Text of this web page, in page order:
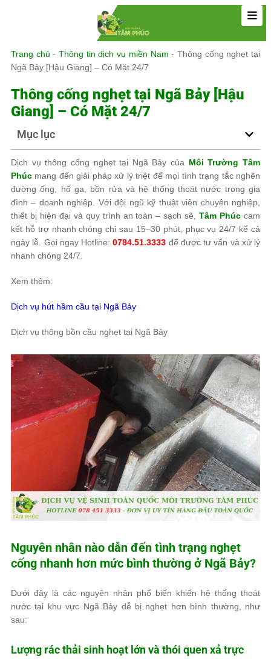
Trang chủ -Thông tin dịch vụ miền Nam - Thông cống nghẹt tại
Ngã Bảy [Hậu Giang] – Có Mặt 24/7
Thông cống nghẹt tại Ngã Bảy [Hậu
Giang] – Có Mặt 24/7
Mục lục
Dịch vụ thông cống nghẹt tại Ngã Bảy của Môi Trường Tâm
Phúc mang đến giải pháp xử lý triệt để mọi tình trạng tắc nghẽn
đường ống, hố ga, bồn rửa và hệ thống thoát nước trong gia
đình – doanh nghiệp. Với đội ngũ kỹ thuật viên chuyên nghiệp,
thiết bị hiện đại và quy trình an toàn – sạch sẽ,Tâm Phúc cam
kết hỗ trợ nhanh chóng chỉ sau 15–30 phút, phục vụ 24/7 kể cả
ngày lễ. Gọi ngay Hotline:0784.51.3333 để được tư vấn và xử lý
nhanh chóng 24/7.
Xem thêm:
Dịch vụ hút hầm cầu tại Ngã Bảy
Dịch vụ thông bồn cầu nghẹt tại Ngã Bảy
Nguyên nhân nào dẫn đến tình trạng nghẹt
cống nhanh hơn mức bình thường ở Ngã Bảy?
Dưới đây là các nguyên nhân phổ biến khiến hệ thống thoát
nước tại khu vực Ngã Bảy dễ bị nghẹt hơn bình thường, như
sau:
Lượng rác thải sinh hoạt lớn và thói quen xả trực